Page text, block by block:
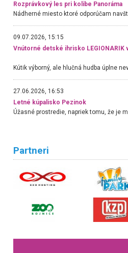
Rozprávkový les pri kolibe Panoráma
09.07.2026, 15:15
Vnútorné detské ihrisko LEGIONARIK
27.06.2026, 16:53
Letné kúpalisko Pezinok
Partneri